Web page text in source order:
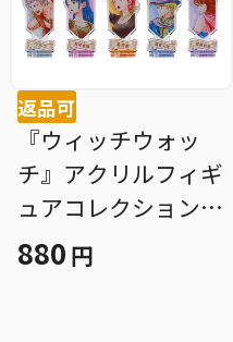
返品可
『ウィッチウォッ
チ』アクリルフィギ
ュアコレクション
第１弾 （全１０種
／ランダム１種入
880 円